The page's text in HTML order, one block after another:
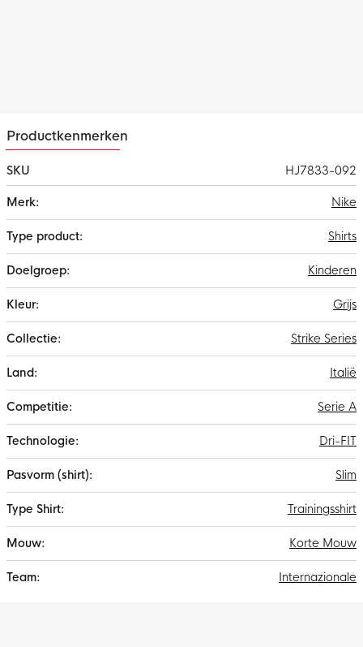
Productkenmerken
SKU
HJ7833-092
informatie
Nike
Shirts
Kinderen
Grijs
Strike Series
Italië
Serie A
Dri-FIT
Slim
Trainingsshirt
Korte Mouw
Internazionale